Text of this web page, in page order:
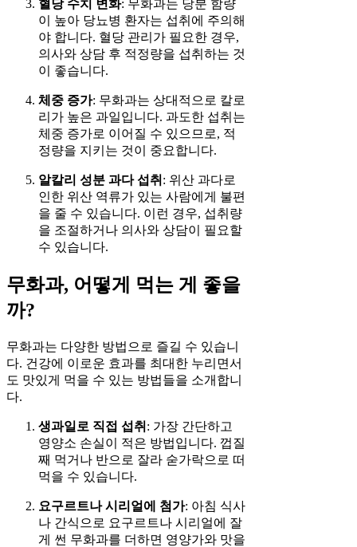
혈당 수치 변화: 무화과는 당분 함량
이 높아 당뇨병 환자는 섭취에 주의해
야 합니다. 혈당 관리가 필요한 경우,
의사와 상담 후 적정량을 섭취하는 것
이 좋습니다.
체중 증가: 무화과는 상대적으로 칼로
리가 높은 과일입니다. 과도한 섭취는
체중 증가로 이어질 수 있으므로, 적
정량을 지키는 것이 중요합니다.
알칼리 성분 과다 섭취 : 위산 과다로
인한 위산 역류가 있는 사람에게 불편
을 줄 수 있습니다. 이런 경우, 섭취량
을 조절하거나 의사와 상담이 필요할
수 있습니다.
무화과, 어떻게 먹는 게 좋을
까?
무화과는 다양한 방법으로 즐길 수 있습니
다. 건강에 이로운 효과를 최대한 누리면서
도 맛있게 먹을 수 있는 방법들을 소개합니
다.
생과일로 직접 섭취 : 가장 간단하고
영양소 손실이 적은 방법입니다. 껍질
째 먹거나 반으로 잘라 숟가락으로 떠
먹을 수 있습니다.
요구르트나 시리얼에 첨가: 아침 식사
나 간식으로 요구르트나 시리얼에 잘
게 썬 무화과를 더하면 영양가와 맛을